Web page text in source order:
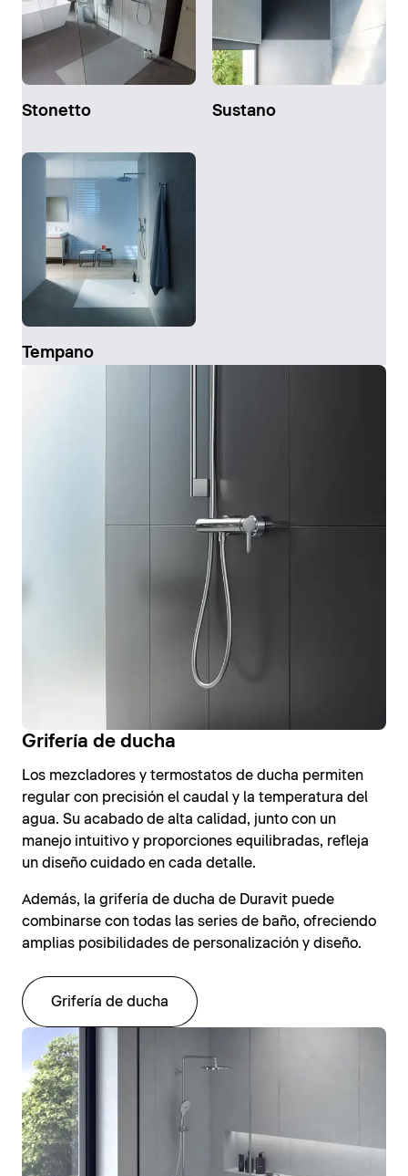
Stonetto Sustano
Tempano
Grifería de ducha
Los mezcladores y termostatos de ducha permiten
regular con precisión el caudal y la temperatura del
agua. Su acabado de alta calidad, junto con un
manejo intuitivo y proporciones equilibradas, refleja
un diseño cuidado en cada detalle.
Además, la grifería de ducha de Duravit puede
combinarse con todas las series de baño, ofreciendo
amplias posibilidades de personalización y diseño.
Grifería de ducha